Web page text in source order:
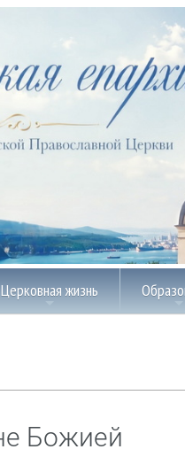
Церковная жизнь
Божией